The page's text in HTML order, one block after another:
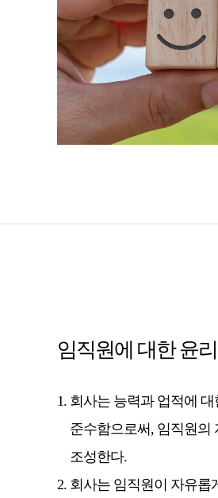
임직원에 대한 윤리
회사는 능력과 업적에
준수함으로써, 임직원의
조성한다.
회사는 임직원이 자유롭